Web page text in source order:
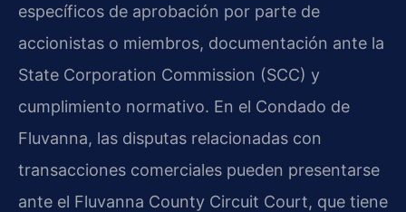
específicos de aprobación por parte de
accionistas o miembros, documentación ante la
State Corporation Commission (SCC) y
cumplimiento normativo. En el Condado de
Fluvanna, las disputas relacionadas con
transacciones comerciales pueden presentarse
ante el Fluvanna County Circuit Court, que tiene